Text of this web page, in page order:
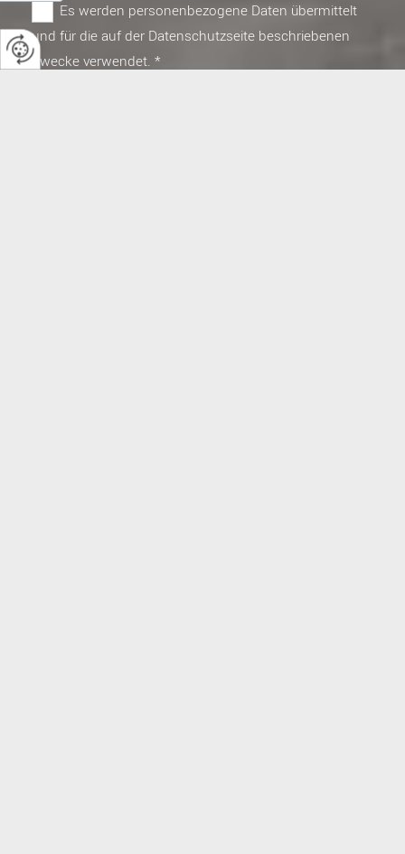
Es werden personenbezogene Daten übermittelt
und für die auf der Datenschutzseite beschriebenen
Zwecke verwendet. *